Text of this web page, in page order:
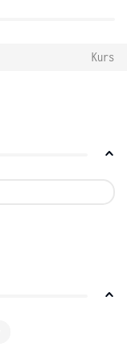
Kurs